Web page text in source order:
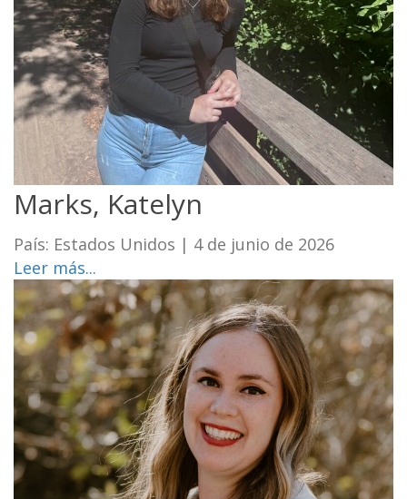
Marks, Katelyn
País: Estados Unidos | 4 de junio de 2026
Leer más...